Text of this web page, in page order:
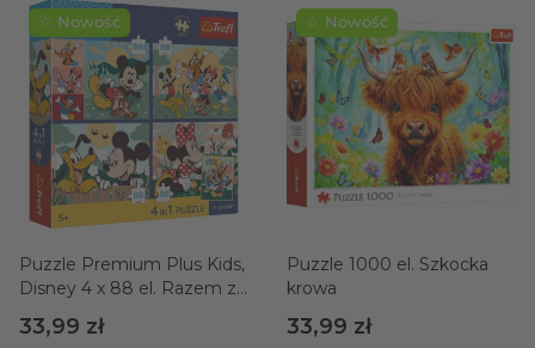
☆ Nowość
Puzzle Premium Plus Kids,
Disney 4 x 88 el. Razem z
przyjaciółmi +
kolekcjonerski plakat
33,99 zł
☆ Nowość
Puzzle 1000 el. Szkocka
krowa
33,99 zł